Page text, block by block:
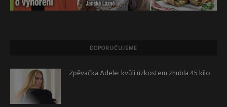
DOPORUČUJEME
Zpěvačka Adele: kvůli úzkostem zhubla 45 kilo